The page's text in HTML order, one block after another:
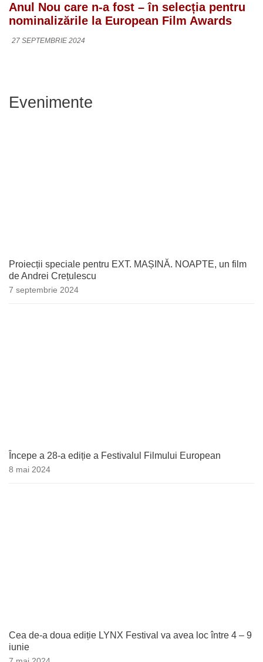
Anul Nou care n-a fost – în selecția pentru
nominalizările la European Film Awards
27 SEPTEMBRIE 2024
Evenimente
Proiecții speciale pentru EXT. MAȘINĂ. NOAPTE, un film
de Andrei Crețulescu
7 septembrie 2024
Începe a 28-a ediție a Festivalul Filmului European
8 mai 2024
Cea de-a doua ediție LYNX Festival va avea loc între 4 – 9
iunie